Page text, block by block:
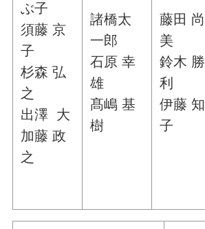
ぶ子
須藤 京
子
杉森 弘
之
出澤 大
加藤 政
之
諸橋太
一郎
石原 幸
雄
髙嶋 基
樹
藤田 尚
美
鈴木 勝
利
伊藤 知
子